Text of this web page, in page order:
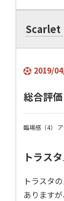
Scarlet
2019/
総合評価
臨場感（4）
トラス
トラスタ
あります